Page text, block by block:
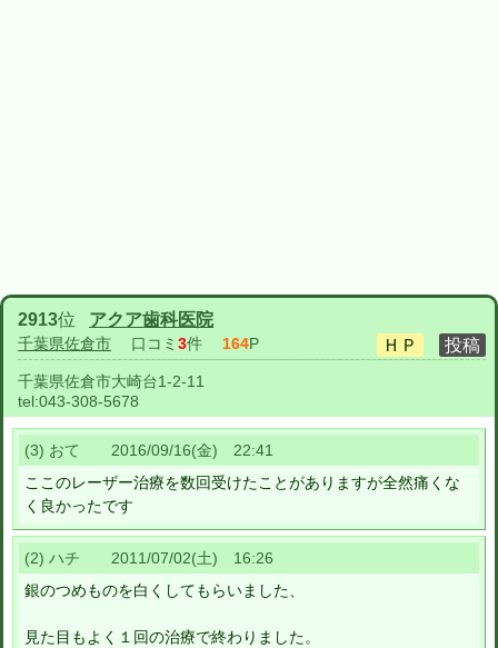
2913位 アクア歯科医院
千葉県佐倉市 口コミ 3件 164P
千葉県佐倉市大崎台1-2-11
tel:043-308-5678
(3) おて 2016/09/16(金) 22:41
ここのレーザー治療を数回受けたことがありますが全然痛くな
く良かったです
(2) ハチ 2011/07/02(土) 16:26
銀のつめものを白くしてもらいました、
見た目もよく１回の治療で終わりました。